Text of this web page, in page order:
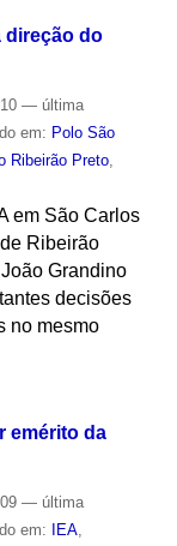
direção do
— última
em: Polo São
Ribeirão Preto,
em São Carlos
Ribeirão
Grandino
decisões
no mesmo
emérito da
— última
em: IEA,